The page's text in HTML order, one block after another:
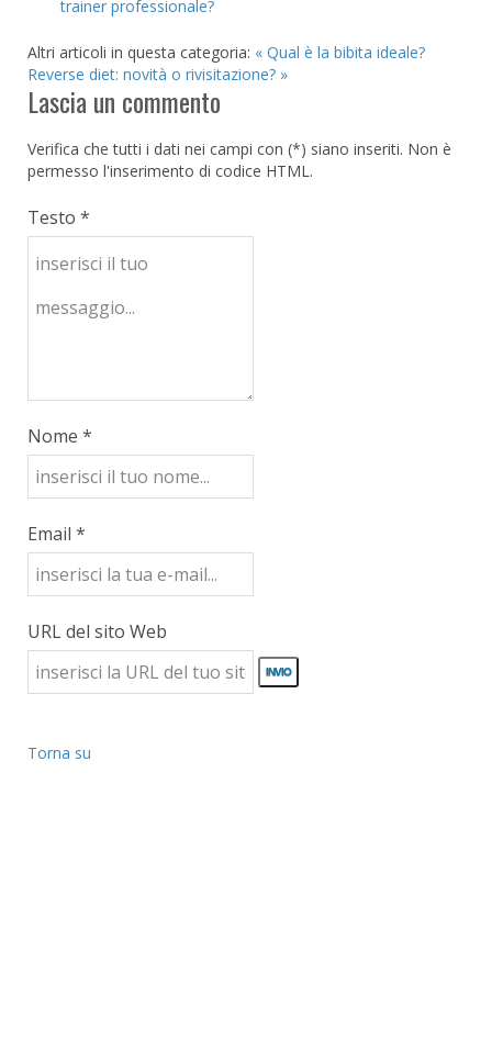
trainer professionale?
Altri articoli in questa categoria: « Qual è la bibita ideale?
Reverse diet: novità o rivisitazione? »
Lascia un commento
Verifica che tutti i dati nei campi con (*) siano inseriti. Non è
permesso l'inserimento di codice HTML.
Testo *
Nome *
Email *
URL del sito Web
Torna su